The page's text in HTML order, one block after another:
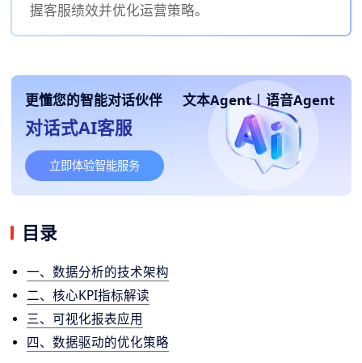
握客服绩效并优化运营策略。
更懂您的智能对话伙伴 文本Agent | 语音Agent
对话式AI客服
立即体验智能服务
目录
一、数据分析的技术架构
二、核心KPI指标解读
三、可视化报表应用
四、数据驱动的优化策略